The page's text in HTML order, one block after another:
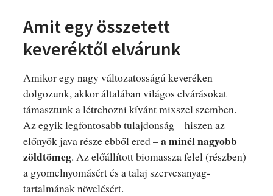
Amit egy összetett
keveréktől elvárunk
Amikor egy nagy változatosságú keveréken
dolgozunk, akkor általában világos elvárásokat
támasztunk a létrehozni kívánt mixszel szemben.
Az egyik legfontosabb tulajdonság – hiszen az
előnyök java része ebből ered –a minél nagyobb
zöldtömeg. Az előállított biomassza felel (részben)
a gyomelnyomásért és a talaj szervesanyag-
tartalmának növelésért.